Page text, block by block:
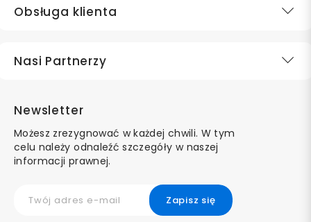
Obsługa klienta
Nasi Partnerzy
Newsletter
Możesz zrezygnować w każdej chwili. W tym
celu należy odnaleźć szczegóły w naszej
informacji prawnej.